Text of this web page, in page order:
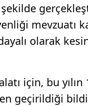
mevzuatı
olarak
için, bu yılın
geçirildiği